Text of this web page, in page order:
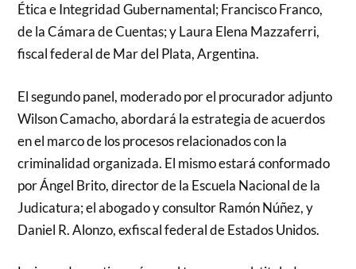
Ética e Integridad Gubernamental; Francisco Franco,
de la Cámara de Cuentas; y Laura Elena Mazzaferri,
fiscal federal de Mar del Plata, Argentina.
El segundo panel, moderado por el procurador adjunto
Wilson Camacho, abordará la estrategia de acuerdos
en el marco de los procesos relacionados con la
criminalidad organizada. El mismo estará conformado
por Ángel Brito, director de la Escuela Nacional de la
Judicatura; el abogado y consultor Ramón Núñez, y
Daniel R. Alonzo, exfiscal federal de Estados Unidos.